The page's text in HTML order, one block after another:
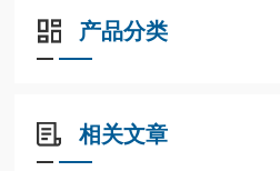
产品分类
相关文章